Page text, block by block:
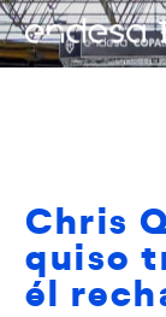
Chris
quiso
él